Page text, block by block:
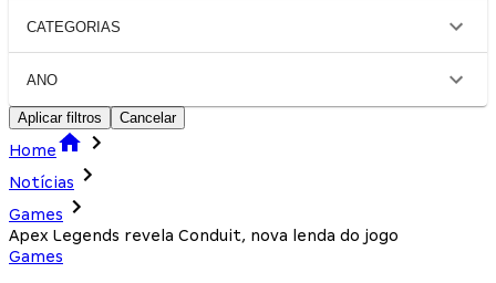
CATEGORIAS
ANO
Aplicar filtros Cancelar
Home
Notícias
Games
Apex Legends revela Conduit, nova lenda do jogo
Games